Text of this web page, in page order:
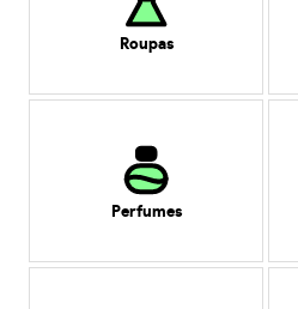
Roupas
Perfumes